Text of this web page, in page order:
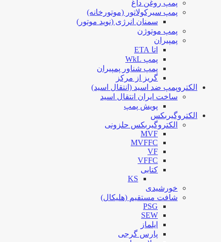
پمپ روغن داغ
پمپ سیرکولاتور (موتورخانه)
سمنان انرژی (نوید موتور)
پمپ موتوژن
پمپیران
اتا ETA
پمپ WkL
پمپ شناور پمپیران
گریز از مرکز
الکتروپمپ ضد اسید (انتقال اسید)
ساخت ایران انتقال اسید
پویش پمپ
الکتروگیربکس
الکتروگیربکس حلزونی
MVF
MVFFC
VF
VFFC
کتابی
KS
خورشیدی
شافت مستقیم (هلیکال)
PSG
SEW
ایلماز
پارس گرجی